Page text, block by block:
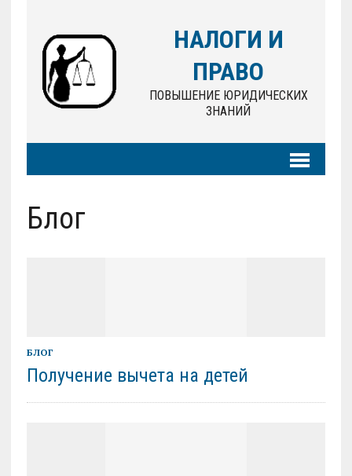
НАЛОГИ И
ПРАВО
ПОВЫШЕНИЕ ЮРИДИЧЕСКИХ
ЗНАНИЙ
Блог
БЛОГ
Получение вычета на детей